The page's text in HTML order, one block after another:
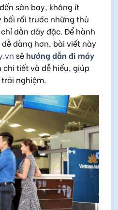
sân bay, không ít
bối rối trước những thủ
dẫn dày đặc. Để hành
dàng hơn, bài viết này
sẽ hướng dẫn đi máy
chi tiết và dễ hiểu, giúp
nghiệm.